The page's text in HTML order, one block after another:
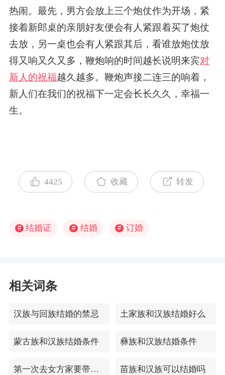
热闹。最先，男方会放上三个炮仗作为开场，紧
接着新郎桌的亲朋好友便会有人紧跟着买了炮仗
去放，另一桌也会有人紧跟其后，看谁放炮仗放
得又响又久又多，鞭炮响的时间越长说明来宾对
新人的祝福越久越多。鞭炮声接二连三的响着，
新人们在我们的祝福下一定会长长久久，幸福一
生。
4425 收藏 转发
# 结婚证 # 结婚 # 订婚
相关词条
汉族与回族结婚的禁忌 土家族和汉族结婚好么
蒙古族和汉族结婚条件 彝族和汉族结婚条件
第一次去女方家要带哪4件礼品 苗族和汉族可以结婚吗